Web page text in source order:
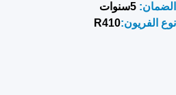
الضمان: 5سنوات
نوع الفريون:R410